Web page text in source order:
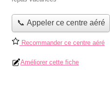
📞 Appeler ce centre aéré
Recommander ce centre aéré
Améliorer cette fiche